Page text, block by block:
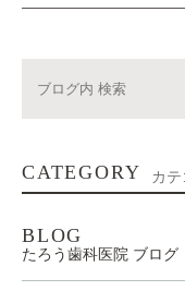
CATEGORY カ
BLOG
たろう歯科医院 ブログ